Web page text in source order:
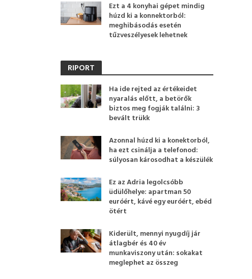
Ezt a 4 konyhai gépet mindig
húzd ki a konnektorból:
meghibásodás esetén
tűzveszélyesek lehetnek
RIPORT
Ha ide rejted az értékeidet
nyaralás előtt, a betörők
biztos meg fogják találni: 3
bevált trükk
Azonnal húzd ki a konektorból,
ha ezt csinálja a telefonod:
súlyosan károsodhat a készülék
Ez az Adria legolcsóbb
üdülőhelye: apartman 50
euróért, kávé egy euróért, ebéd
ötért
Kiderült, mennyi nyugdíj jár
átlagbér és 40 év
munkaviszony után: sokakat
meglephet az összeg